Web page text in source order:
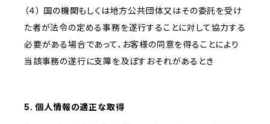
（４） 国の機関もしくは地方公共団体又はその委託を受け
た者が法令の定める事務を遂行することに対して協力する
必要がある場合であって、お客様の同意を得ることにより
当該事務の遂行に支障を及ぼすおそれがあるとき
5. 個人情報の適正な取得